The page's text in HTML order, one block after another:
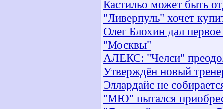
Кастильо может быть
"Ливерпуль" хочет
Олег Блохин дал
"Москвы"
АЛЕКС: "Челси"
Утверждён новый
Эллардайс не
"МЮ" пытался